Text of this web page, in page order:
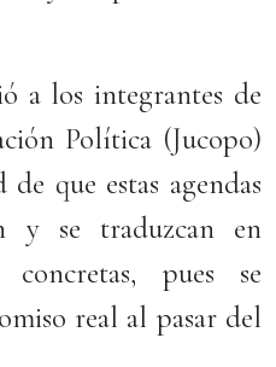
a los integrantes de
Política (Jucopo)
que estas agendas
y se traduzcan en
concretas, pues se
real al pasar del